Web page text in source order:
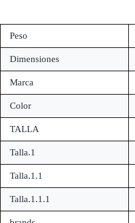
Peso
Dimensiones
Marca
Color
TALLA
Talla.1
Talla.1.1
Talla.1.1.1